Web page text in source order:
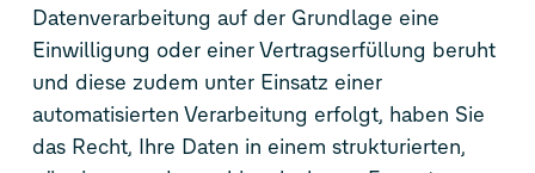
Datenverarbeitung auf der Grundlage eine
Einwilligung oder einer Vertragserfüllung beruht
und diese zudem unter Einsatz einer
automatisierten Verarbeitung erfolgt, haben Sie
das Recht, Ihre Daten in einem strukturierten,